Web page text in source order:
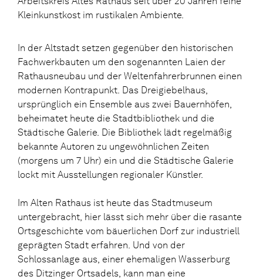
Kleinkunstkost im rustikalen Ambiente.
In der Altstadt setzen gegenüber den historischen
Fachwerkbauten um den sogenannten Laien der
Rathausneubau und der Weltenfahrerbrunnen einen
modernen Kontrapunkt. Das Dreigiebelhaus,
ursprünglich ein Ensemble aus zwei Bauernhöfen,
beheimatet heute die Stadtbibliothek und die
Städtische Galerie. Die Bibliothek lädt regelmäßig
bekannte Autoren zu ungewöhnlichen Zeiten
(morgens um 7 Uhr) ein und die Städtische Galerie
lockt mit Ausstellungen regionaler Künstler.
Im Alten Rathaus ist heute das Stadtmuseum
untergebracht, hier lässt sich mehr über die rasante
Ortsgeschichte vom bäuerlichen Dorf zur industriell
geprägten Stadt erfahren. Und von der
Schlossanlage aus, einer ehemaligen Wasserburg
des Ditzinger Ortsadels, kann man eine